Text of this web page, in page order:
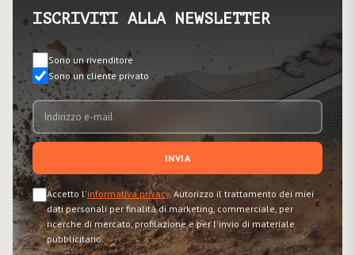
ISCRIVITI ALLA NEWSLETTER
Sono un rivenditore
Sono un cliente privato
INVIA
Accetto l'informativa privacy. Autorizzo il trattamento dei miei
dati personali per finalità di marketing, commerciale, per
ricerche di mercato, profilazione e per l'invio di materiale
pubblicitario.